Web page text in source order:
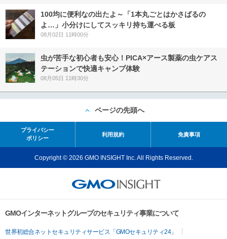
100均に便利なの出たよ～「1本丸ごとはかさばるの
よ…」小分けにしてスッキリ持ち運べる板
08月02日 11時00分
虫が苦手な初心者も安心！PICA×アース製薬の虫ケアス
テーションで快適キャンプ体験
08月05日 11時30分
ページの先頭へ
プライバシー
ポリシー
利用規約 免責事項
Copyright © 2026 GMO INSIGHT Inc. All Rights Reserved.
GMOインターネットグループのセキュリティ事業について
世界初総合ネットセキュリティサービス「GMOセキュリティ24」